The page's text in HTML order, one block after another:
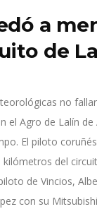
a
de
no
el Agro de Lalín
El piloto
del
de Vincios,
con su